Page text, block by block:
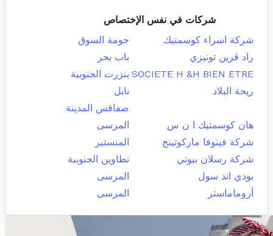
شركات في نفس الإختصاص
شركة اسراء كوسمتيك
حومة السوق
راد قرين تونيزي
باب بحر
SOCIETE H &H BIEN ETRE بنزرت الجنوبية
ريحة البلاد
نابل
صفاقس المدينة
هان كوسمتيك ا ن س
المرسى
شركة فينوفا ماركوتينج
المنستير
شركة رسلان بيوتي
تطاوين الجنوبية
بودي اند سول
المرسى
أروماماستر
المرسى